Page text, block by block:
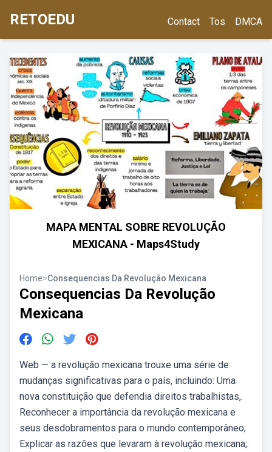
RETOEDU Contact Tos DMCA
MAPA MENTAL SOBRE REVOLUÇÃO
MEXICANA - Maps4Study
Home>Consequencias Da Revolução Mexicana
Consequencias Da Revolução
Mexicana
Web — a revolução mexicana trouxe uma série de
mudanças significativas para o país, incluindo: Uma
nova constituição que defendia direitos trabalhistas,.
Reconhecer a importância da revolução mexicana e
seus desdobramentos para o mundo contemporâneo;
Explicar as razões que levaram à revolução mexicana;.